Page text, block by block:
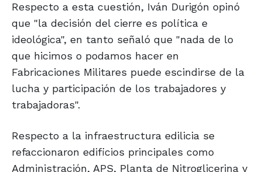
Respecto a esta cuestión, Iván Durigón opinó
que "la decisión del cierre es política e
ideológica", en tanto señaló que "nada de lo
que hicimos o podamos hacer en
Fabricaciones Militares puede escindirse de la
lucha y participación de los trabajadores y
trabajadoras".
Respecto a la infraestructura edilicia se
refaccionaron edificios principales como
Administración, APS, Planta de Nitroglicerina y